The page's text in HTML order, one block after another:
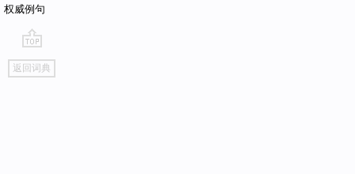
权威例句
go
top
返回词典